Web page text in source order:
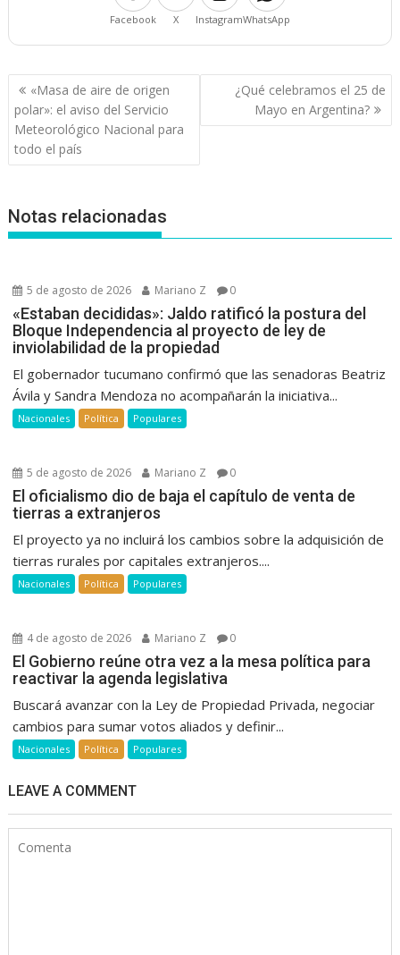
Facebook X InstagramWhatsApp
Navegación
de
entradas
«Masa de aire de origen
polar»: el aviso del Servicio
Meteorológico Nacional para
todo el país
¿Qué celebramos el 25 de
Mayo en Argentina?
Notas relacionadas
5 de agosto de 2026 Mariano Z 0
«Estaban decididas»: Jaldo ratificó la postura del
Bloque Independencia al proyecto de ley de
inviolabilidad de la propiedad
El gobernador tucumano confirmó que las senadoras Beatriz
Ávila y Sandra Mendoza no acompañarán la iniciativa...
Nacionales Política Populares
5 de agosto de 2026 Mariano Z 0
El oficialismo dio de baja el capítulo de venta de
tierras a extranjeros
El proyecto ya no incluirá los cambios sobre la adquisición de
tierras rurales por capitales extranjeros....
Nacionales Política Populares
4 de agosto de 2026 Mariano Z 0
El Gobierno reúne otra vez a la mesa política para
reactivar la agenda legislativa
Buscará avanzar con la Ley de Propiedad Privada, negociar
cambios para sumar votos aliados y definir...
Nacionales Política Populares
LEAVE A COMMENT